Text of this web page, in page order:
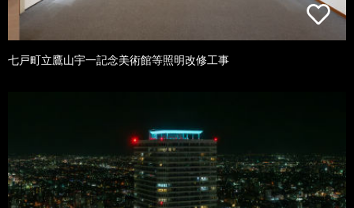
七戸町立鷹山宇一記念美術館等照明改修工事